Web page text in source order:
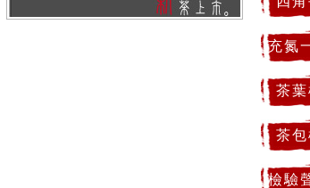
充氮
茶
茶
檢驗